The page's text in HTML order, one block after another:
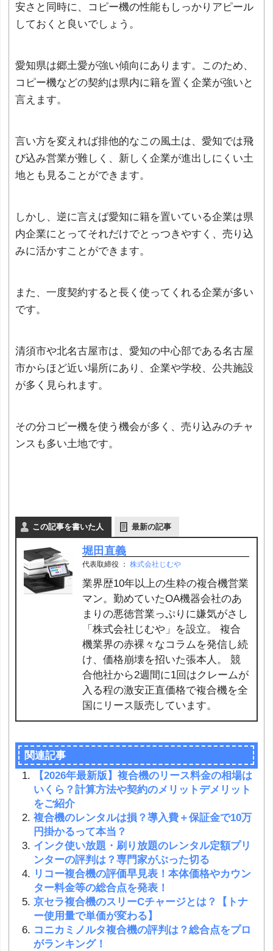
安さと同時に、コピー機の性能もしっかりアピール
しておくと良いでしょう。
愛知県は郷土愛が強い傾向にあります。このため、
コピー機などの契約は県内に籍を置く企業が強いと
言えます。
言い方を変えれば排他的なこの風土は、愛知では飛
び込み営業が難しく、新しく企業が進出しにくい土
地とも見ることができます。
しかし、逆に言えば愛知に籍を置いている企業は県
内企業にとってそれだけでとっつきやすく、売り込
みに活かすことができます。
また、一度契約すると長く使ってくれる企業が多い
です。
清須市や北名古屋市は、愛知の中心部である名古屋
市からほど近い場所にあり、企業や学校、公共施設
が多く見られます。
その分コピー機を使う機会が多く、売り込みのチャ
ンスも多い土地です。
この記事を書いた人 最新の記事
堀田直義
代表取締役 ： 株式会社じむや
業界歴10年以上の生粋の複合機営業
マン。勤めていたOA機器会社のあ
まりの悪徳営業っぷりに嫌気がさし
「株式会社じむや」を設立。 複合
機業界の赤裸々なコラムを発信し続
け、価格崩壊を招いた張本人。 競
合他社から2週間に1回はクレームが
入る程の激安正直価格で複合機を全
国にリース販売しています。
関連記事
【2026年最新版】複合機のリース料金の相場は
いくら？計算方法や契約のメリットデメリット
をご紹介
複合機のレンタルは損？導入費＋保証金で10万
円掛かるって本当？
インク使い放題・刷り放題のレンタル定額プリ
ンターの評判は？専門家がぶった切る
リコー複合機の評価早見表！本体価格やカウン
ター料金等の総合点を発表！
京セラ複合機のスリーCチャージとは？【トナ
ー使用量で単価が変わる】
コニカミノルタ複合機の評判は？総合点をプロ
がランキング！